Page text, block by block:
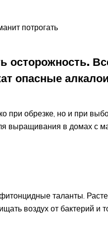
потрогать
осторожность.
опасные
при обрезке, но и при
выращивания в домах с
таланты.
воздух от бактерий и